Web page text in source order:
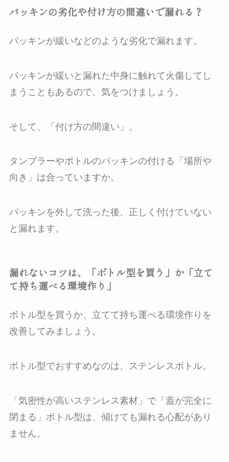
パッキンの劣化や付け方の間違いで漏れる？
パッキンが緩いなどのような劣化で漏れます。
パッキンが緩いと漏れた中身に触れて火傷してし
まうこともあるので、気をつけましょう。
そして、「付け方の間違い」。
タンブラーやボトルのパッキンの付ける「場所や
向き」は合っていますか。
パッキンを外して洗った後、正しく付けていない
と漏れます。
漏れないコツは、「ボトル型を買う」か「立て
て持ち運べる環境作り」
ボトル型を買うか、立てて持ち運べる環境作りを
改善してみましょう。
ボトル型でおすすめなのは、ステンレスボトル。
「気密性が高いステンレス素材」で「蓋が完全に
閉まる」ボトル型は、傾けても漏れる心配があり
ません。